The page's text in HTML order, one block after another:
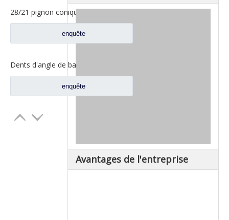
28/21 pignon conique pour les pièces de rechange A3463502939 du nord de camion de Benz Beiben
enquête
enquête
Avantages de l'entreprise